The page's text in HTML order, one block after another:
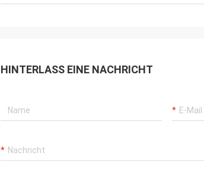
HINTERLASS EINE NACHRICHT